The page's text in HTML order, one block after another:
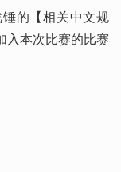
的【相关中文规
入本次比赛的比赛